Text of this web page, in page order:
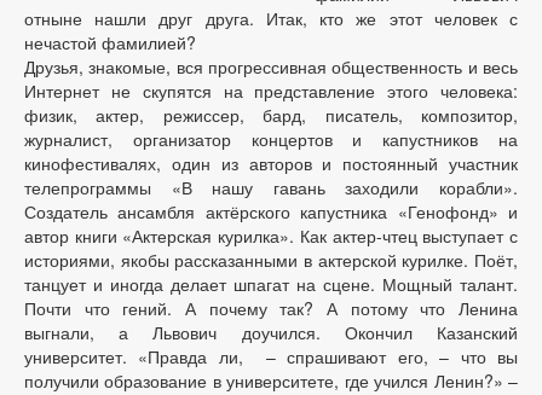
отныне нашли друг друга. Итак, кто же этот человек с
нечастой фамилией?
Друзья, знакомые, вся прогрессивная общественность и весь
Интернет не скупятся на представление этого человека:
физик, актер, режиссер, бард, писатель, композитор,
журналист, организатор концертов и капустников на
кинофестивалях, один из авторов и постоянный участник
телепрограммы «В нашу гавань заходили корабли».
Создатель ансамбля актёрского капустника «Генофонд» и
автор книги «Актерская курилка». Как актер-чтец выступает с
историями, якобы рассказанными в актерской курилке. Поёт,
танцует и иногда делает шпагат на сцене. Мощный талант.
Почти что гений. А почему так? А потому что Ленина
выгнали, а Львович доучился. Окончил Казанский
университет. «Правда ли, – спрашивают его, – что вы
получили образование в университете, где учился Ленин?» –